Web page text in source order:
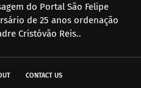
do Portal São Felipe
de 25 anos ordenação
Cristóvão Reis..
CONTACT US